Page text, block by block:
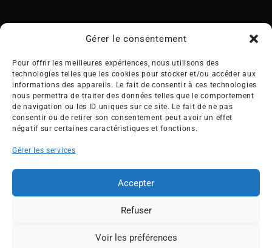
Gérer le consentement
Pour offrir les meilleures expériences, nous utilisons des
technologies telles que les cookies pour stocker et/ou accéder aux
informations des appareils. Le fait de consentir à ces technologies
nous permettra de traiter des données telles que le comportement
de navigation ou les ID uniques sur ce site. Le fait de ne pas
consentir ou de retirer son consentement peut avoir un effet
négatif sur certaines caractéristiques et fonctions.
Gérer les services
Accepter
Refuser
Voir les préférences
Créée en 1992, l’association française des Entreprises pour
l’Environnement (EPE) rassemble une soixantaine de grandes
entreprises françaises et internationales de tous les secteurs
aux enjeux d’une transition écologique intégrée.
Nos membres
Actus
Presse
Contacts
RGPD
ESPACE MEMBRES